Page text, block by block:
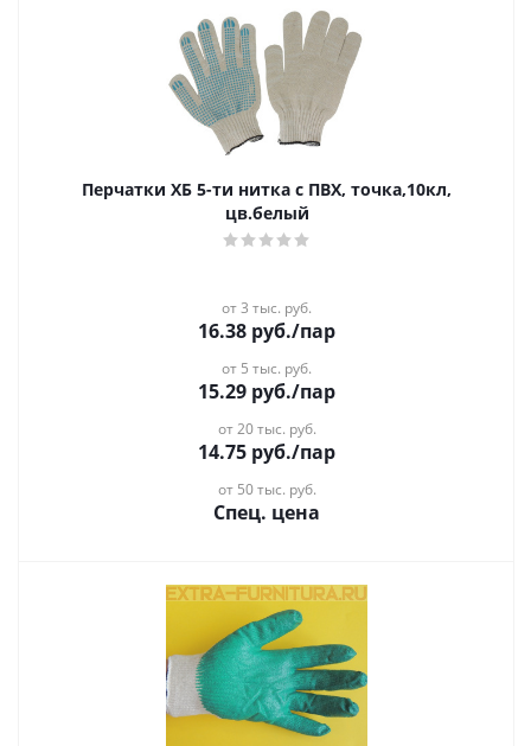
Перчатки ХБ 5-ти нитка с ПВХ, точка,10кл,
цв.белый
от 3 тыс. руб.
16.38 руб./пар
от 5 тыс. руб.
15.29 руб./пар
от 20 тыс. руб.
14.75 руб./пар
от 50 тыс. руб.
Спец. цена